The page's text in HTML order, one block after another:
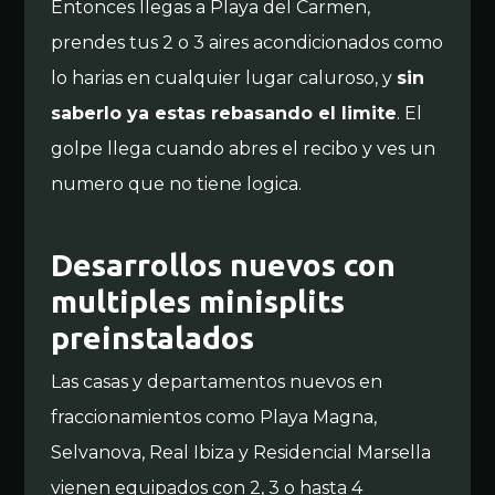
Entonces llegas a Playa del Carmen,
prendes tus 2 o 3 aires acondicionados como
lo harias en cualquier lugar caluroso, y sin
saberlo ya estas rebasando el limite. El
golpe llega cuando abres el recibo y ves un
numero que no tiene logica.
Desarrollos nuevos con
multiples minisplits
preinstalados
Las casas y departamentos nuevos en
fraccionamientos como Playa Magna,
Selvanova, Real Ibiza y Residencial Marsella
vienen equipados con 2, 3 o hasta 4